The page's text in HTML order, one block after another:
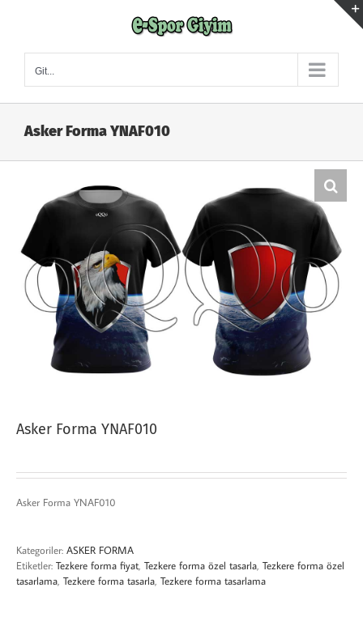
Git...
Asker Forma YNAF010
Asker Forma YNAF010
Asker Forma YNAF010
Kategoriler: ASKER FORMA
Etiketler: Tezkere forma fiyat Tezkere forma özel tasarla Tezkere forma özel
tasarlama Tezkere forma tasarla Tezkere forma tasarlama